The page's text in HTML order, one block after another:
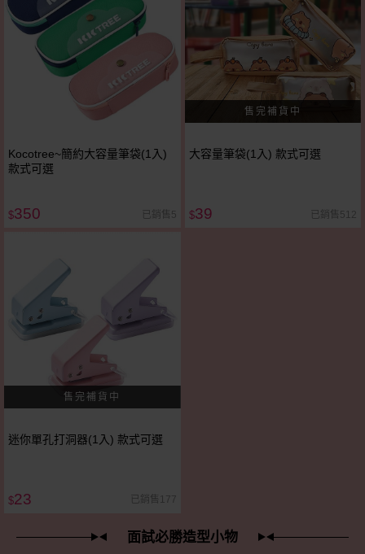
Kocotree~簡約大容量筆袋(1入)
款式可選
$350 已銷售5
大容量筆袋(1入) 款式可選
$39 已銷售512
迷你單孔打洞器(1入) 款式可選
$23 已銷售177
面試必勝造型小物